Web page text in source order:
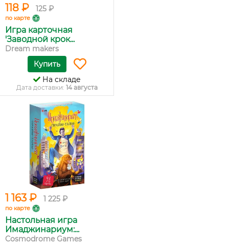
118 ₽ 125 ₽
по карте
Игра карточная
'Заводной крок...
Dream makers
Купить
На складе
Дата доставки: 14 августа
1 163 ₽ 1 225 ₽
по карте
Настольная игра
Имаджинариум:...
Cosmodrome Games